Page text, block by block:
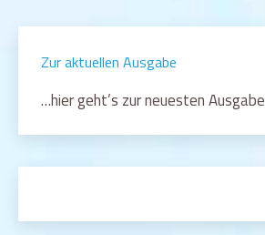
Zur aktuellen Ausgabe
…hier geht’s zur neuesten Ausgabe